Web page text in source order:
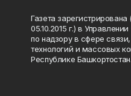
Газета
05.10.2015 г.) в
по надзору в сфере
технологий и массовых
Республике Башкортостан.